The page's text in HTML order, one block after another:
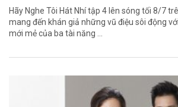
Hãy Nghe Tôi Hát Nhí tập 4 lên sóng tối 8/7
mang đến khán giả những vũ điệu sôi động
mới mẻ của ba tài năng ...